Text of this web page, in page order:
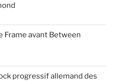
Frame avant Between
progressif allemand des